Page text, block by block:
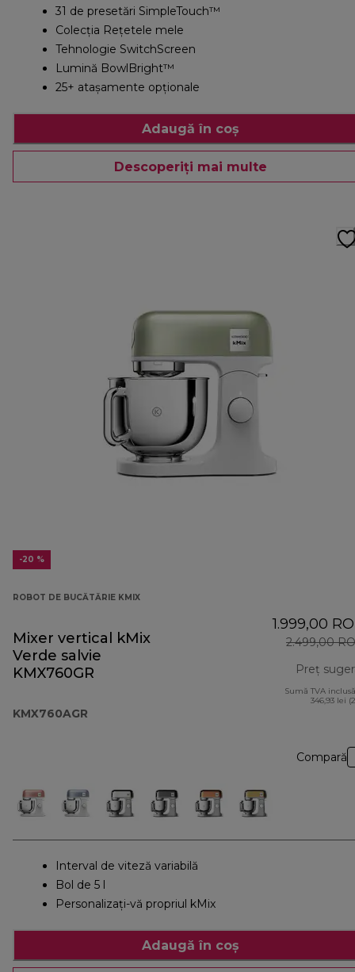
31 de presetări SimpleTouch™
Colecția Rețetele mele
Tehnologie SwitchScreen
Lumină BowlBright™
25+ atașamente opționale
Adaugă în coș
Descoperiți mai multe
-20 %
ROBOT DE BUCĂTĂRIE KMIX
Mixer vertical kMix
Verde salvie
KMX760GR
KMX760AGR
1.999,00
2.499,00
Preț
Sumă TVA
346,93 lei
Compară
Interval de viteză variabilă
Bol de 5 l
Personalizați-vă propriul kMix
Adaugă în coș